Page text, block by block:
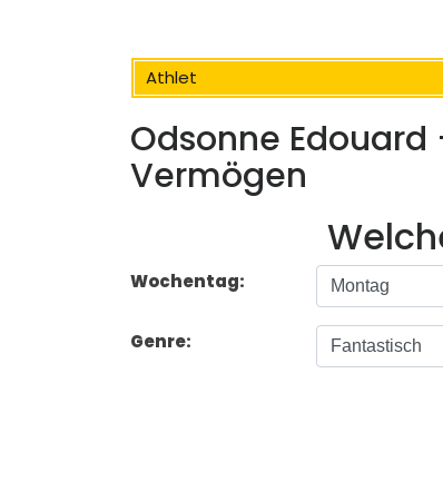
Athlet
Odsonne
Vermögen
Wochentag:
Genre: